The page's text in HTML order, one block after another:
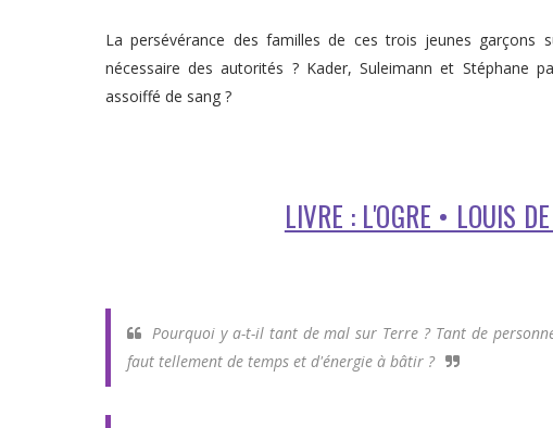
La persévérance des familles de ces trois jeunes
nécessaire des autorités ? Kader, Suleimann et Stéphane
assoiffé de sang ?
LIVRE : L'OGRE • LOUIS
Pourquoi y a-t-il tant de mal sur Terre ? Tant de
faut tellement de temps et d'énergie à bâtir ?